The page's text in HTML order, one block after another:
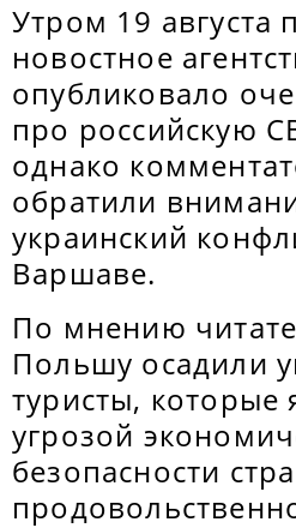
Утром 19 августа
новостное
опубликовало
про российскую
однако
обратили
украинский
Варшаве.
По мнению
Польшу осадили
туристы, которые
угрозой
безопасности